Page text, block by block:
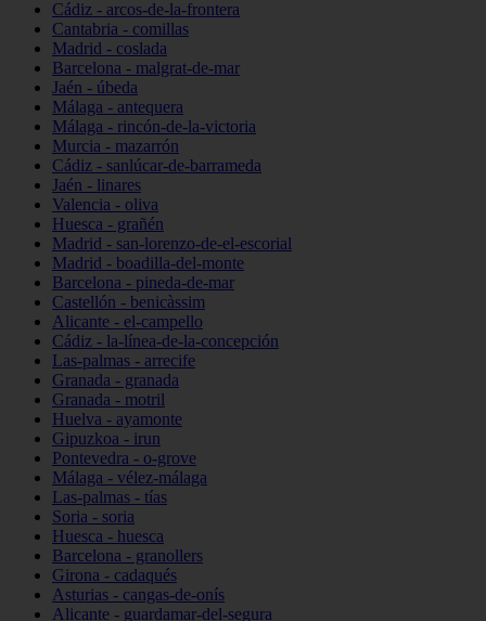
Cádiz - arcos-de-la-frontera
Cantabria - comillas
Madrid - coslada
Barcelona - malgrat-de-mar
Jaén - úbeda
Málaga - antequera
Málaga - rincón-de-la-victoria
Murcia - mazarrón
Cádiz - sanlúcar-de-barrameda
Jaén - linares
Valencia - oliva
Huesca - grañén
Madrid - san-lorenzo-de-el-escorial
Madrid - boadilla-del-monte
Barcelona - pineda-de-mar
Castellón - benicàssim
Alicante - el-campello
Cádiz - la-línea-de-la-concepción
Las-palmas - arrecife
Granada - granada
Granada - motril
Huelva - ayamonte
Gipuzkoa - irun
Pontevedra - o-grove
Málaga - vélez-málaga
Las-palmas - tías
Soria - soria
Huesca - huesca
Barcelona - granollers
Girona - cadaqués
Asturias - cangas-de-onís
Alicante - guardamar-del-segura